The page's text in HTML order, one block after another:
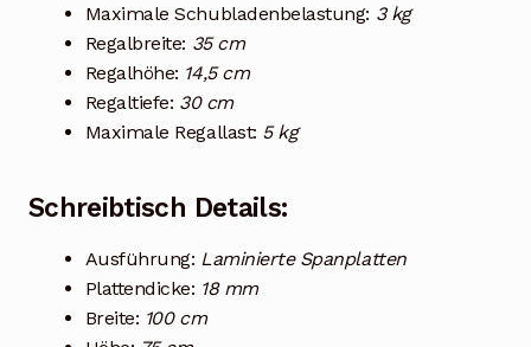
Maximale Schubladenbelastung: 3 kg
Regalbreite: 35 cm
Regalhöhe: 14,5 cm
Regaltiefe: 30 cm
Maximale Regallast: 5 kg
Schreibtisch Details:
Ausführung: Laminierte Spanplatten
Plattendicke: 18 mm
Breite: 100 cm